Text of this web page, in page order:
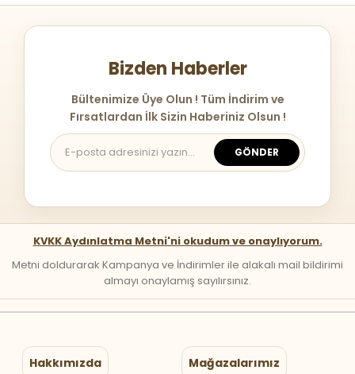
Bizden Haberler
Bültenimize Üye Olun ! Tüm İndirim ve
Fırsatlardan İlk Sizin Haberiniz Olsun !
GÖNDER
KVKK Aydınlatma Metni'ni okudum ve onaylıyorum.
Metni doldurarak Kampanya ve İndirimler ile alakalı mail bildirimi
almayı onaylamış sayılırsınız.
Hakkımızda Mağazalarımız